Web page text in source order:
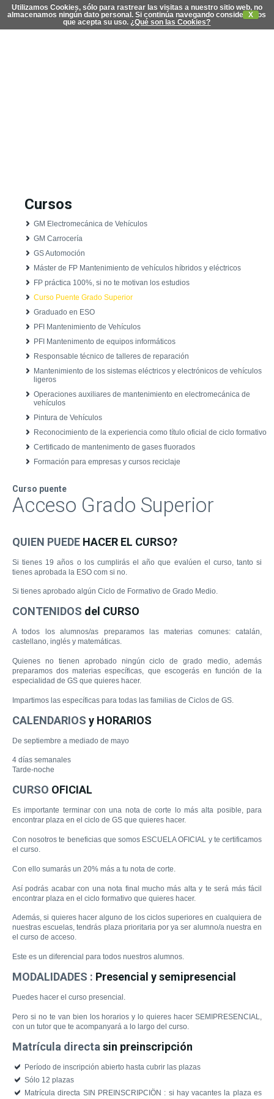
Utilizamos Cookies, sólo para rastrear las visitas a nuestro sitio web, no
almacenamos ningún dato personal. Si continúa navegando consideramos
que acepta su uso.
X
¿Qué son las Cookies?
Cursos
GM Electromecánica de Vehículos
GM Carrocería
GS Automoción
Máster de FP Mantenimiento de vehículos híbridos y eléctricos
FP práctica 100%, si no te motivan los estudios
Curso Puente Grado Superior
Graduado en ESO
PFI Mantenimiento de Vehículos
PFI Mantenimento de equipos informáticos
Responsable técnico de talleres de reparación
Mantenimiento de los sistemas eléctricos y electrónicos de vehículos
ligeros
Operaciones auxiliares de mantenimiento en electromecánica de
vehículos
Pintura de Vehículos
Reconocimiento de la experiencia como título oficial de ciclo formativo
Certificado de mantenimento de gases fluorados
Formación para empresas y cursos reciclaje
Curso puente
Acceso Grado Superior
QUIEN PUEDE HACER EL CURSO?
Si tienes 19 años o los cumplirás el año que evalúen el curso, tanto si
tienes aprobada la ESO com si no.
Si tienes aprobado algún Ciclo de Formativo de Grado Medio.
CONTENIDOS del CURSO
A todos los alumnos/as preparamos las materias comunes: catalán,
castellano, inglés y matemáticas.
Quienes no tienen aprobado ningún ciclo de grado medio, además
preparamos dos materias específicas, que escogerás en función de la
especialidad de GS que quieres hacer.
Impartimos las específicas para todas las familias de Ciclos de GS.
CALENDARIOS y HORARIOS
De septiembre a mediado de mayo
4 días semanales
Tarde-noche
CURSO OFICIAL
Es importante terminar con una nota de corte lo más alta posible, para
encontrar plaza en el ciclo de GS que quieres hacer.
Con nosotros te beneficias que somos ESCUELA OFICIAL y te certificamos
el curso.
Con ello sumarás un 20% más a tu nota de corte.
Así podrás acabar con una nota final mucho más alta y te será más fácil
encontrar plaza en el ciclo formativo que quieres hacer.
Además, si quieres hacer alguno de los ciclos superiores en cualquiera de
nuestras escuelas, tendrás plaza prioritaria por ya ser alumno/a nuestra en
el curso de acceso.
Este es un diferencial para todos nuestros alumnos.
MODALIDADES : Presencial y semipresencial
Puedes hacer el curso presencial .
Pero si no te van bien los horarios y lo quieres hacer SEMIPRESENCIAL,
con un tutor que te acompanyará a lo largo del curso.
Matrícula directa sin preinscripción
Período de inscripción abierto hasta cubrir las plazas
Sólo 12 plazas
Matrícula directa SIN PREINSCRIPCIÖN : si hay vacantes la plaza es